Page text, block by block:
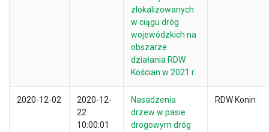
zlokalizowanych
w ciągu dróg
wojewódzkich na
obszarze
działania RDW
Kościan w 2021 r.
2020-12-02
2020-12-
22
10:00:01
Nasadzenia
drzew w pasie
drogowym dróg
RDW Konin